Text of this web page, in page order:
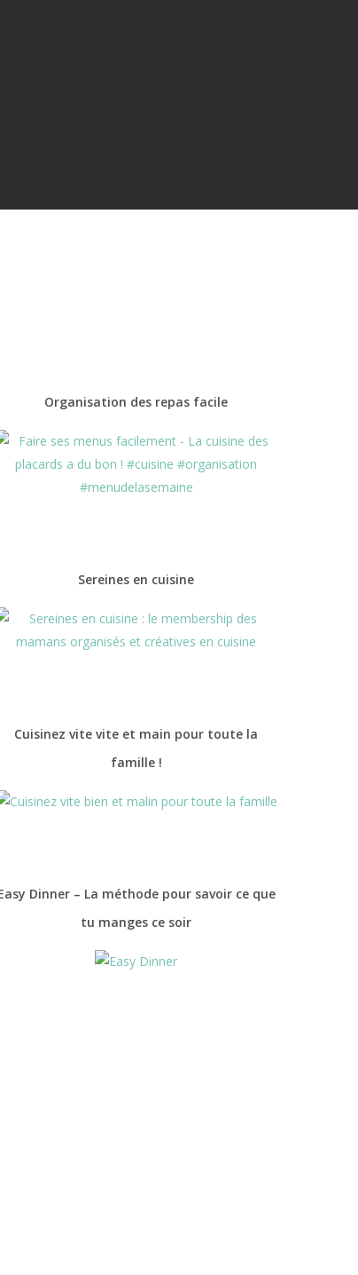
Organisation des repas facile
Sereines en cuisine
Cuisinez vite vite et main pour toute la
famille !
Dinner – La méthode pour savoir ce que
tu manges ce soir